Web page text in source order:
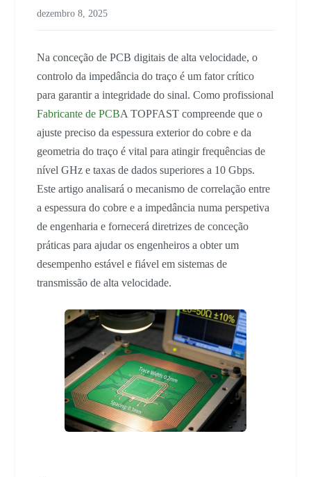
dezembro 8, 2025
Na conceção de PCB digitais de alta velocidade, o
controlo da impedância do traço é um fator crítico
para garantir a integridade do sinal. Como profissional
Fabricante de PCBA TOPFAST compreende que o
ajuste preciso da espessura exterior do cobre e da
geometria do traço é vital para atingir frequências de
nível GHz e taxas de dados superiores a 10 Gbps.
Este artigo analisará o mecanismo de correlação entre
a espessura do cobre e a impedância numa perspetiva
de engenharia e fornecerá diretrizes de conceção
práticas para ajudar os engenheiros a obter um
desempenho estável e fiável em sistemas de
transmissão de alta velocidade.